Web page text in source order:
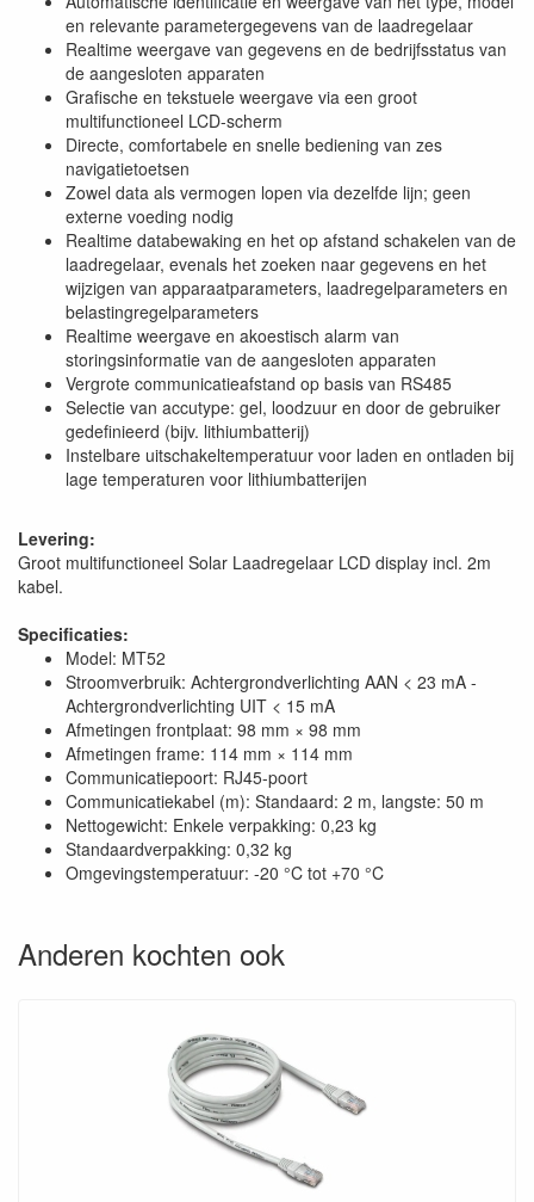
en relevante parametergegevens van de laadregelaar
Realtime weergave van gegevens en de bedrijfsstatus van
de aangesloten apparaten
Grafische en tekstuele weergave via een groot
multifunctioneel LCD-scherm
Directe, comfortabele en snelle bediening van zes
navigatietoetsen
Zowel data als vermogen lopen via dezelfde lijn; geen
externe voeding nodig
Realtime databewaking en het op afstand schakelen van de
laadregelaar, evenals het zoeken naar gegevens en het
wijzigen van apparaatparameters, laadregelparameters en
belastingregelparameters
Realtime weergave en akoestisch alarm van
storingsinformatie van de aangesloten apparaten
Vergrote communicatieafstand op basis van RS485
Selectie van accutype: gel, loodzuur en door de gebruiker
gedefinieerd (bijv. lithiumbatterij)
Instelbare uitschakeltemperatuur voor laden en ontladen bij
lage temperaturen voor lithiumbatterijen
Levering:
Groot multifunctioneel Solar Laadregelaar LCD display incl. 2m
kabel.
Specificaties:
Model: MT52
Stroomverbruik: Achtergrondverlichting AAN < 23 mA -
Achtergrondverlichting UIT < 15 mA
Afmetingen frontplaat: 98 mm × 98 mm
Afmetingen frame: 114 mm × 114 mm
Communicatiepoort: RJ45-poort
Communicatiekabel (m): Standaard: 2 m, langste: 50 m
Nettogewicht: Enkele verpakking: 0,23 kg
Standaardverpakking: 0,32 kg
Omgevingstemperatuur: -20 °C tot +70 °C
Anderen kochten ook